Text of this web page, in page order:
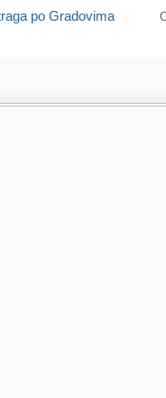
po Gradovima